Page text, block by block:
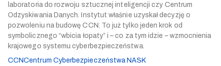
laboratoria do rozwoju sztucznej inteligencji czy Centrum
Odzyskiwania Danych. Instytut właśnie uzyskał decyzję o
pozwoleniu na budowę CCN. To już tylko jeden krok od
symbolicznego “wbicia łopaty” i – co za tym idzie – wzmocnienia
krajowego systemu cyberbezpieczeństwa.
CCNCentrum Cyberbezpieczeństwa NASK